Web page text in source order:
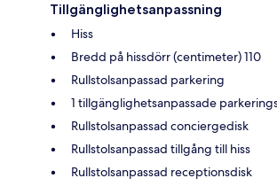
Tillgänglighetsanpassning
Hiss
Bredd på hissdörr (centimeter) 110
Rullstolsanpassad parkering
1 tillgänglighetsanpassade
Rullstolsanpassad conciergedisk
Rullstolsanpassad tillgång till hiss
Rullstolsanpassad receptionsdisk